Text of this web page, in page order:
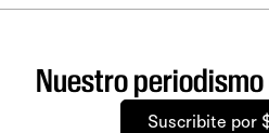
Nuestro
Suscribite por